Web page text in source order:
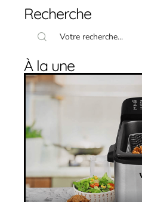
Recherche
À la une